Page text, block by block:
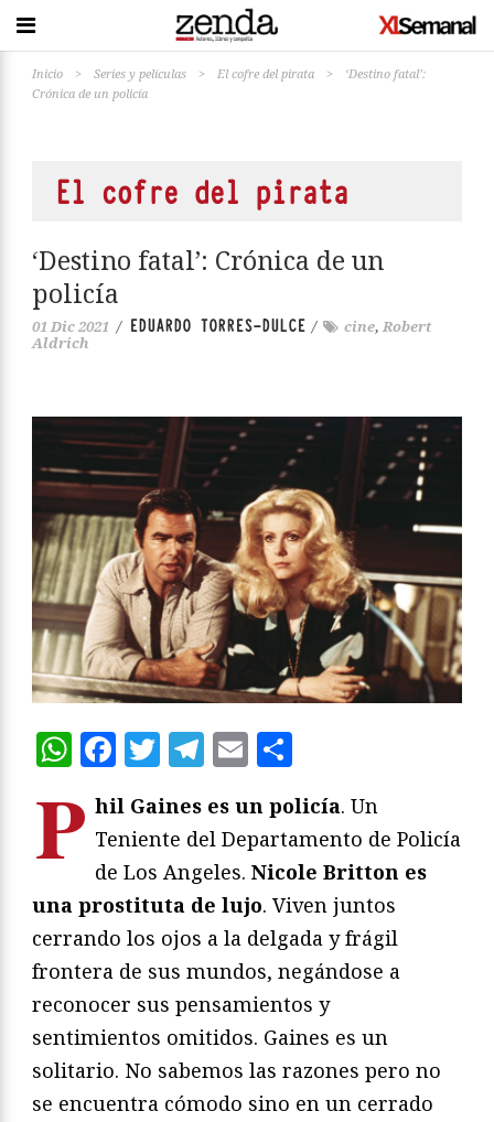
Inicio > Series y películas > El cofre del pirata >
‘Destino fatal’:
Crónica de un policía
El cofre del pirata
‘Destino fatal’: Crónica de un
policía
01 Dic 2021 / EDUARDO TORRES-DULCE / cine, Robert
Aldrich
WhatsApp
Facebook
Twitter
Telegram
Email
P hil Gaines es un policía. Un
Teniente del Departamento de Policía
de Los Angeles. Nicole Britton es
una prostituta de lujo. Viven juntos
cerrando los ojos a la delgada y frágil
frontera de sus mundos, negándose a
reconocer sus pensamientos y
sentimientos omitidos. Gaines es un
solitario. No sabemos las razones pero no
se encuentra cómodo sino en un cerrado